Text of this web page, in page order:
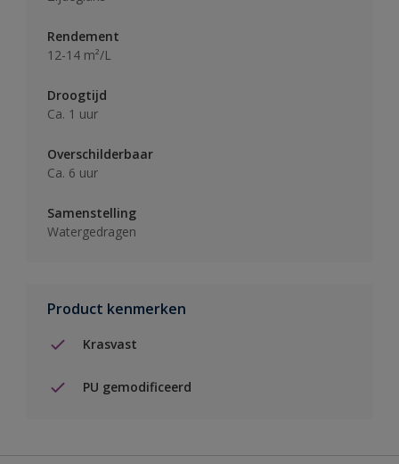
Rendement
12-14 m²/L
Droogtijd
Ca. 1 uur
Overschilderbaar
Ca. 6 uur
Samenstelling
Watergedragen
Product kenmerken
Krasvast
PU gemodificeerd